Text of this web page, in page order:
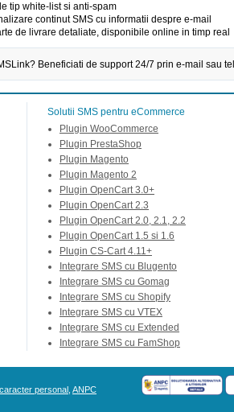
tip white-list si anti-spam
continut SMS cu informatii despre e-mail
de livrare detaliate, disponibile online in timp real
Beneficiati de support 24/7 prin e-mail sau
Solutii SMS pentru eCommerce
Plugin WooCommerce
Plugin PrestaShop
Plugin Magento
Plugin Magento 2
Plugin OpenCart 3.0+
Plugin OpenCart 2.3
Plugin OpenCart 2.0, 2.1, 2.2
Plugin OpenCart 1.5 si 1.6
Plugin CS-Cart 4.11+
Integrare SMS cu Blugento
Integrare SMS cu Gomag
Integrare SMS cu Shopify
Integrare SMS cu VTEX
Integrare SMS cu Extended
Integrare SMS cu FamShop
personal ANPC